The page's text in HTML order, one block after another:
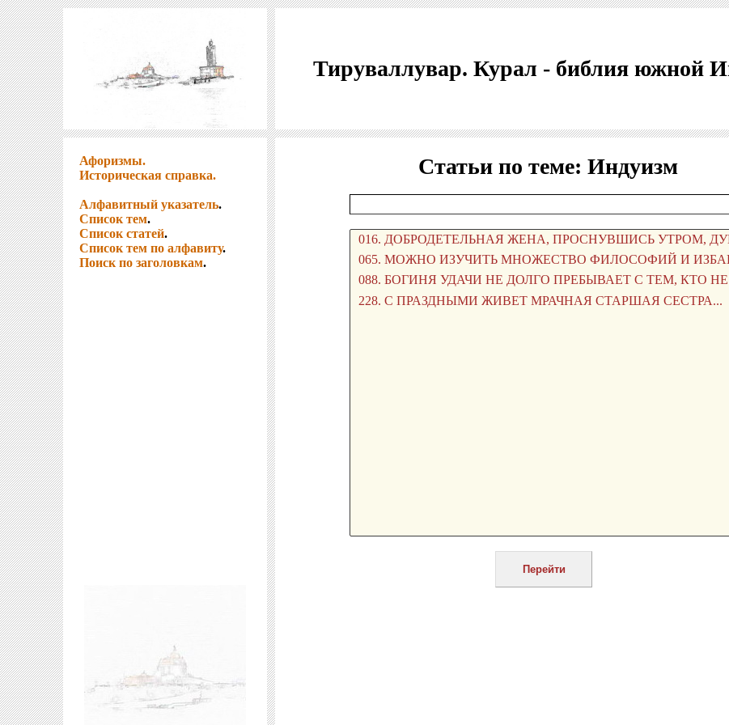
Тируваллувар. Курал - библия южной
Афоризмы.
Историческая справка.
Алфавитный указатель.
Список тем.
Список статей.
Список тем по алфавиту.
Поиск по заголовкам.
Статьи по теме: Индуизм